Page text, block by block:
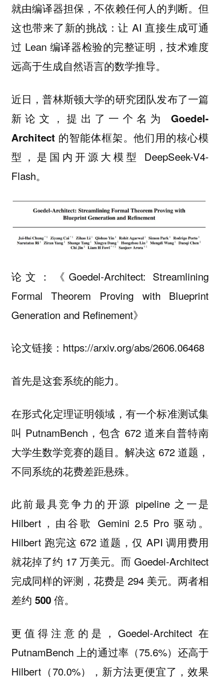
就由编译器担保，不依赖任何人的判断。但
这也带来了新的挑战：让 AI 直接生成可通
过 Lean 编译器检验的完整证明，技术难度
远高于生成自然语言的数学推导。
近日，普林斯顿大学的研究团队发布了一篇
新论文，提出了一个名为Goedel-
Architect的智能体框架。他们用的核心模
型，是国内开源大模型 DeepSeek-V4-
Flash。
论文：《Goedel-Architect: Streamlining
Formal Theorem Proving with Blueprint
Generation and Refinement》
论文链接：https://arxiv.org/abs/2606.06468
首先是这套系统的能力。
在形式化定理证明领域，有一个标准测试集
叫 PutnamBench，包含 672 道来自普特南
大学生数学竞赛的题目。解决这 672 道题，
不同系统的花费差距悬殊。
此前最具竞争力的开源 pipeline 之一是
Hilbert，由谷歌 Gemini 2.5 Pro 驱动。
Hilbert 跑完这 672 道题，仅 API 调用费用
就花掉了约 17 万美元。而 Goedel-Architect
完成同样的评测，花费是 294 美元。两者相
差约 500 倍。
更值得注意的是，Goedel-Architect 在
PutnamBench 上的通过率（75.6%）还高于
Hilbert（70.0%），新方法更便宜了，效果